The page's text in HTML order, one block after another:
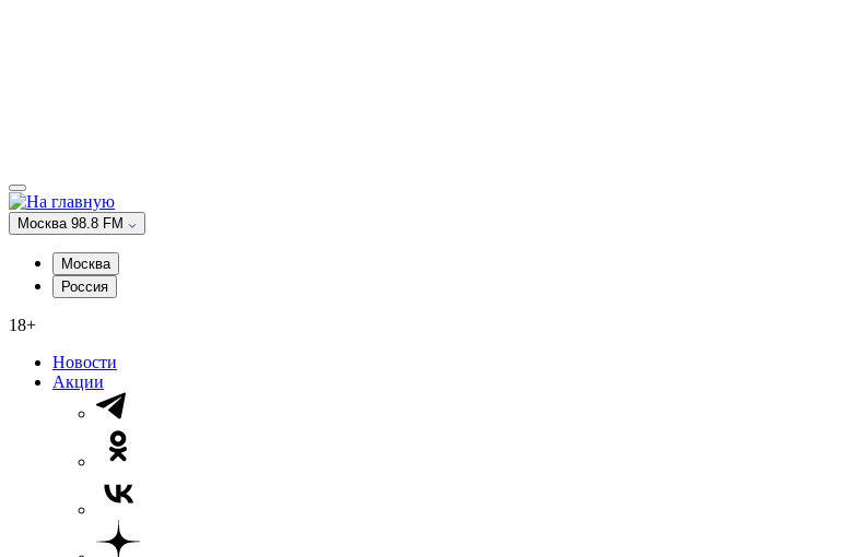
Москва 98.8 FM
Москва
Россия
18+
Новости
Акции